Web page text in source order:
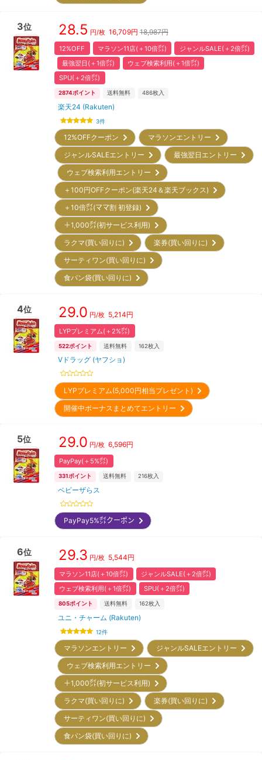
3位 28.5 円/枚 16,709円 18,987円
12%OFF マラソン11店(＋10倍㌽)
ジャンルSALE(＋2倍㌽)
最強翌日(＋1倍㌽)
ウェブ検索利用(＋1倍㌽)
SPU(＋2倍㌽)
2874ポイント 送料無料 486枚入
楽天24 (Rakuten)
3件
12%OFFクーポン
マラソンエントリー
ジャンルSALEエントリー
最強翌日エントリー
ウェブ検索利用エントリー
＋100円OFFクーポン(楽天24＆楽天ブックス)
＋10倍㌽(ママ割 初登録)
＋1,000㌽(初サービス利用)
ラクマ(買い回りに)
楽券(買い回りに)
サーティワン(買い回りに)
食パン袋(買い回りに)
4位 29.0 円/枚 5,214円
LYPプレミアム(＋2%㌽)
522ポイント 送料無料 162枚入
Vドラッグ (ヤフショ)
LYPプレミアム(5,000円相当プレゼント)
開催中ボーナスまとめてエントリー
5位 29.0 円/枚 6,596円
PayPay(＋5%㌽)
331ポイント 送料無料 216枚入
ベビーザらス
PayPay5%㌽クーポン
6位 29.3 円/枚 5,544円
マラソン11店(＋10倍㌽)
ジャンルSALE(＋2倍㌽)
ウェブ検索利用(＋1倍㌽)
SPU(＋2倍㌽)
805ポイント 送料無料 162枚入
ユニ・チャーム (Rakuten)
12件
マラソンエントリー
ジャンルSALEエントリー
ウェブ検索利用エントリー
＋1,000㌽(初サービス利用)
ラクマ(買い回りに)
楽券(買い回りに)
サーティワン(買い回りに)
食パン袋(買い回りに)